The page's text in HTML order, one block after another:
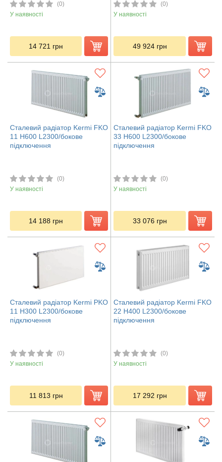
(0)
У наявності
14 721 грн
(0)
У наявності
49 924 грн
Сталевий радіатор Kermi FKO
11 H600 L2300/бокове
підключення
(0)
У наявності
14 188 грн
Сталевий радіатор Kermi FKO
33 H600 L2300/бокове
підключення
(0)
У наявності
33 076 грн
Сталевий радіатор Kermi PKO
11 H300 L2300/бокове
підключення
(0)
У наявності
11 813 грн
Сталевий радіатор Kermi FKO
22 H400 L2300/бокове
підключення
(0)
У наявності
17 292 грн